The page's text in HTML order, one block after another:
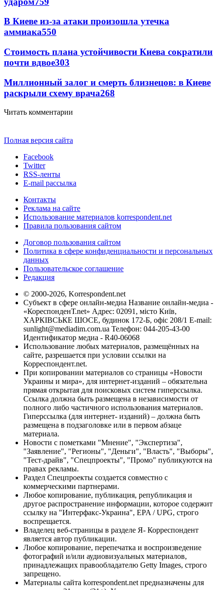
В Киеве из-за атаки произошла утечка
аммиака550
Стоимость плана устойчивости Киева сократили
почти вдвое303
Миллионный залог и смерть близнецов: в Киеве
раскрыли схему врача268
Читать комментарии
Полная версия сайта
Facebook
Twitter
RSS-ленты
E-mail рассылка
Контакты
Реклама на сайте
Использование материалов korrespondent.net
Правила пользования сайтом
Договор пользования сайтом
Политика в сфере конфиденциальности и персональных
данных
Пользовательское соглашение
Редакция
© 2000-2026, Korrespondent.net
Субъект в сфере онлайн-медиа Название онлайн-медиа -
«КореспонденТ.net» Адрес: 02091, місто Київ,
ХАРКІВСЬКЕ ШОСЕ, будинок 172-Б, офіс 208/1 E-mail:
sunlight@mediadim.com.ua Телефон: 044-205-43-00
Идентификатор медиа - R40-06068
Использование любых материалов, размещённых на
сайте, разрешается при условии ссылки на
Корреспондент.net.
При копировании материалов со страницы «Новости
Украины и мира», для интернет-изданий – обязательна
прямая открытая для поисковых систем гиперссылка.
Ссылка должна быть размещена в независимости от
полного либо частичного использования материалов.
Гиперссылка (для интернет- изданий) – должна быть
размещена в подзаголовке или в первом абзаце
материала.
Новости с пометками "Мнение", "Экспертиза",
"Заявление", "Регионы", "Деньги", "Власть", "Выборы",
"Тест-драйв", "Спецпроекты", "Промо" публикуются на
правах рекламы.
Раздел Спецпроекты создается совместно с
коммерческими партнерами.
Любое копирование, публикация, републикация и
другое распространение информации, которое содержит
ссылку на "Интерфакс-Украина", EPA / UPG, строго
воспрещается.
Владелец веб-страницы в разделе Я- Корреспондент
является автор публикации.
Любое копирование, перепечатка и воспроизведение
фотографий и/или аудиовизуальных материалов,
принадлежащих правообладателю Getty Images, строго
запрещено.
Материалы сайта korrespondent.net предназначены для